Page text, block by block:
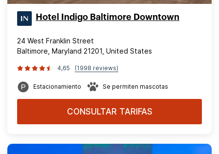
Hotel Indigo Baltimore Downtown
24 West Franklin Street
Baltimore, Maryland 21201, United States
4,65 (1998 reviews)
Estacionamiento Se permiten mascotas
CONSULTAR TARIFAS